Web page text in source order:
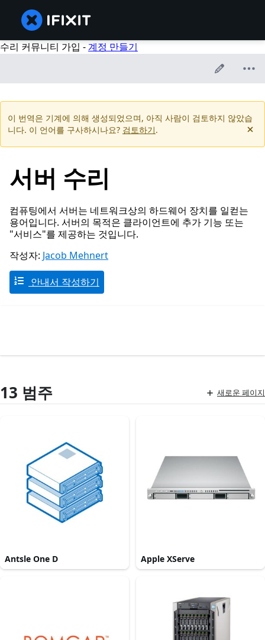
수리 커뮤니티 가입 -계정 만들기
이 번역은 기계에 의해 생성되었으며, 아직 사람이 검토하지 않았습
니다. 이 언어를 구사하시나요? 검토하기.
서버 수리
컴퓨팅에서 서버는 네트워크상의 하드웨어 장치를 일컫는
용어입니다. 서버의 목적은 클라이언트에 추가 기능 또는
"서비스"를 제공하는 것입니다.
작성자: Jacob Mehnert
안내서 작성하기
13 범주 새로운 페이지
Antsle One D Apple XServe